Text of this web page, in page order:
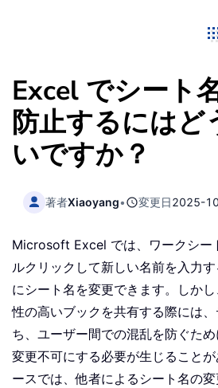
Excel でシート
防止するにはど
いですか？
著者Xiaoyang• 変更日2025-
Microsoft Excel では、ワークシー
ルクリックして新しい名前を入力
にシート名を変更できます。しか
性の高いブックを共有する際には
ち、ユーザー間での混乱を防ぐた
変更不可にする必要が生じること
ースでは、他者によるシート名の